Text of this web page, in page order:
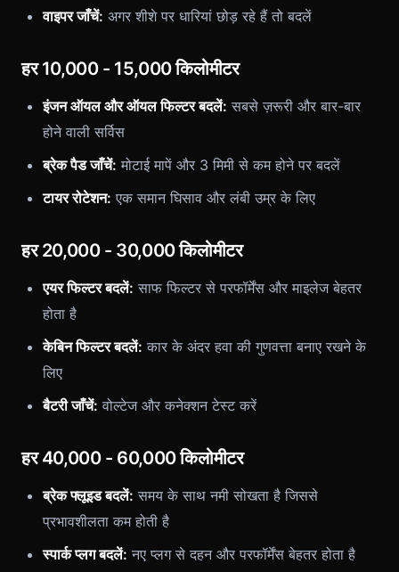
वाइपर जाँचें: अगर शीशे पर धारियां छोड़ रहे हैं तो बदलें
हर 10,000 - 15,000 किलोमीटर
इंजन ऑयल और ऑयल फिल्टर बदलें: सबसे ज़रूरी और बार-बार
होने वाली सर्विस
ब्रेक पैड जाँचें: मोटाई मापें और 3 मिमी से कम होने पर बदलें
टायर रोटेशन: एक समान घिसाव और लंबी उम्र के लिए
हर 20,000 - 30,000 किलोमीटर
एयर फिल्टर बदलें: साफ फिल्टर से परफॉर्मेंस और माइलेज बेहतर
होता है
केबिन फिल्टर बदलें: कार के अंदर हवा की गुणवत्ता बनाए रखने के
लिए
बैटरी जाँचें: वोल्टेज और कनेक्शन टेस्ट करें
हर 40,000 - 60,000 किलोमीटर
ब्रेक फ्लूइड बदलें: समय के साथ नमी सोखता है जिससे
प्रभावशीलता कम होती है
स्पार्क प्लग बदलें: नए प्लग से दहन और परफॉर्मेंस बेहतर होता है